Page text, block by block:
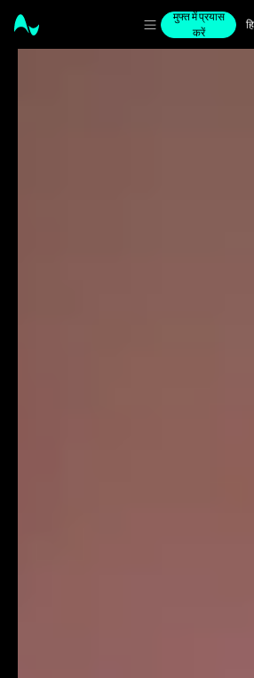
मुफ्त में प्रयास
करें